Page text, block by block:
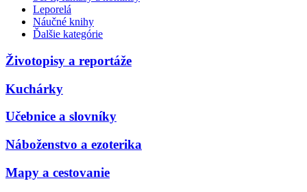
Leporelá
Náučné knihy
Ďalšie kategórie
Životopisy a reportáže
Kuchárky
Učebnice a slovníky
Náboženstvo a ezoterika
Mapy a cestovanie